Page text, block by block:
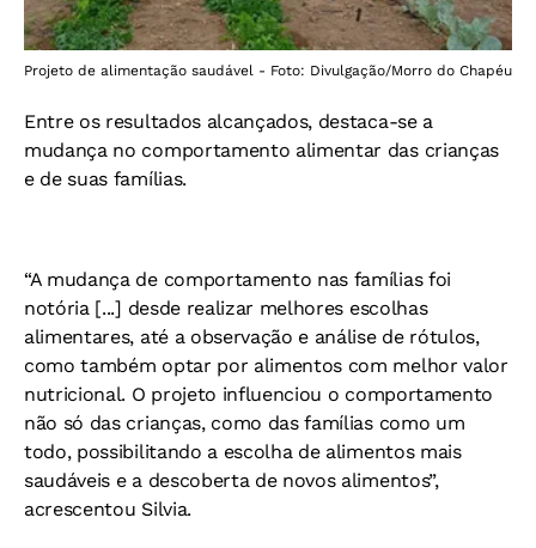
Projeto de alimentação saudável - Foto: Divulgação/Morro do Chapéu
Entre os resultados alcançados, destaca-se a
mudança no comportamento alimentar das crianças
e de suas famílias.
“A mudança de comportamento nas famílias foi
notória [...] desde realizar melhores escolhas
alimentares, até a observação e análise de rótulos,
como também optar por alimentos com melhor valor
nutricional. O projeto influenciou o comportamento
não só das crianças, como das famílias como um
todo, possibilitando a escolha de alimentos mais
saudáveis e a descoberta de novos alimentos”,
acrescentou Silvia.